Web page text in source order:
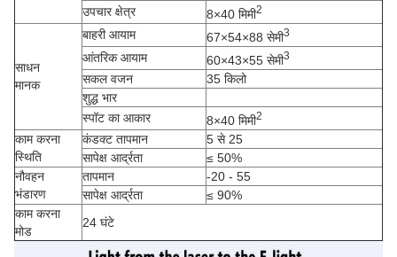
उपचार क्षेत्र
8×40 मिमी2
साधन
मानक
बाहरी आयाम 67×54×88 सेमी3
आंतरिक आयाम 60×43×55 सेमी3
सकल वजन
35 किलो
शुद्ध भार
स्पॉट का आकार
8×40 मिमी2
काम करना
स्थिति
कंडक्ट तापमान
5 से 25
सापेक्ष आर्द्रता
≤ 50%
नौवहन
भंडारण
तापमान
-20 - 55
सापेक्ष आर्द्रता
≤ 90%
काम करना
मोड
24 घंटे